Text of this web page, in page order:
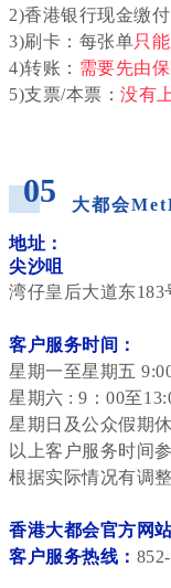
2)香港银行现金缴付
3)刷卡：每张单只
4)转账： 需要先由
5)支票/本票：没有
05
大都会
地址：
尖沙咀
湾仔皇后大道东183
客户服务时间：
星期一至星期五
星期六 : 9：00至
星期日及公众假期
以上客户服务时间
根据实际情况有调整
香港大都会官方网
客户服务热线：